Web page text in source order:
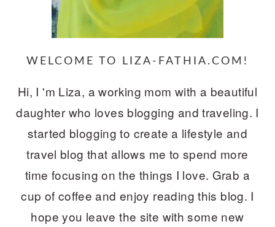
WELCOME TO LIZA-FATHIA.COM!
Hi, I 'm Liza, a working mom with a beautiful
daughter who loves blogging and traveling. I
started blogging to create a lifestyle and
travel blog that allows me to spend more
time focusing on the things I love. Grab a
cup of coffee and enjoy reading this blog. I
hope you leave the site with some new